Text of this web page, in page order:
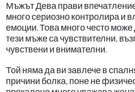
Мъжът Дева прави
много сериозно контролира и
емоции. Това много често може
тези мъже са чувствителни,
чувствени и внимателни.
Той няма да ви завлече в
причини болка, поне не